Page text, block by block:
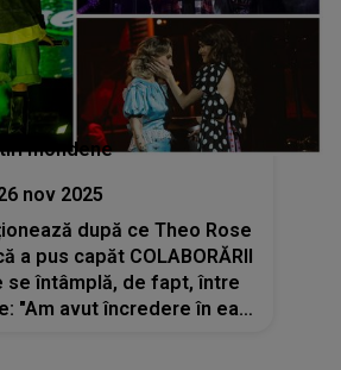
mondene
nov 2025
după ce Theo Rose
a pus capăt COLABORĂRII
se întâmplă, de fapt, între
"Am avut încredere în ea,